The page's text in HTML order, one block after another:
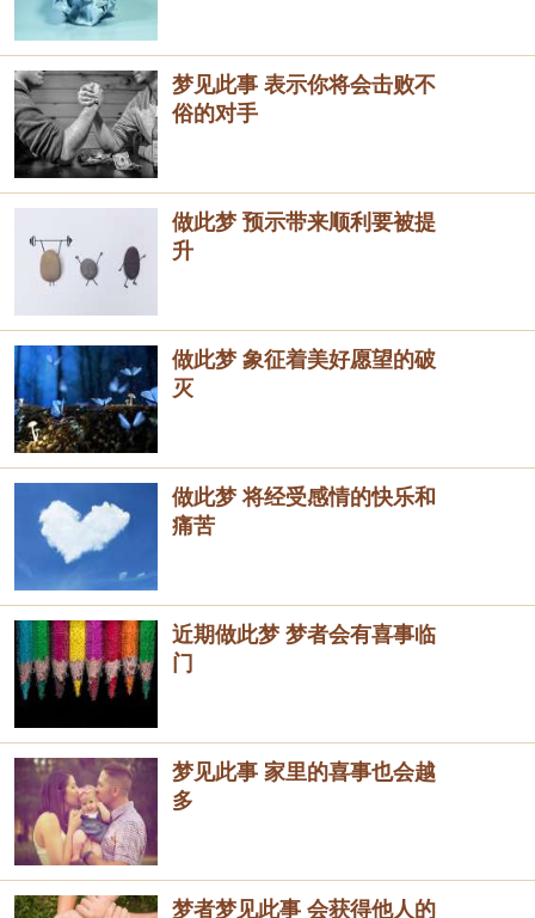
梦见此事 表示你将会击败不
俗的对手
做此梦 预示带来顺利要被提
升
做此梦 象征着美好愿望的破
灭
做此梦 将经受感情的快乐和
痛苦
近期做此梦 梦者会有喜事临
门
梦见此事 家里的喜事也会越
多
梦者梦见此事 会获得他人的